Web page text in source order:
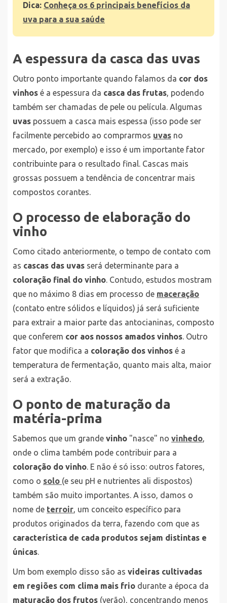
Dica: Conheça os 6 principais benefícios da
uva para a sua saúde
A espessura da casca das uvas
Outro ponto importante quando falamos da cor dos
vinhos é a espessura da casca das frutas, podendo
também ser chamadas de pele ou película. Algumas
uvas possuem a casca mais espessa (isso pode ser
facilmente percebido ao comprarmos uvas no
mercado, por exemplo) e isso é um importante fator
contribuinte para o resultado final. Cascas mais
grossas possuem a tendência de concentrar mais
compostos corantes.
O processo de elaboração do
vinho
Como citado anteriormente, o tempo de contato com
as cascas das uvas será determinante para a
coloração final do vinho. Contudo, estudos mostram
que no máximo 8 dias em processo de maceração
(contato entre sólidos e líquidos) já será suficiente
para extrair a maior parte das antocianinas, composto
que conferem cor aos nossos amados vinhos. Outro
fator que modifica a coloração dos vinhos é a
temperatura de fermentação, quanto mais alta, maior
será a extração.
O ponto de maturação da
matéria-prima
Sabemos que um grande vinho "nasce" no vinhedo,
onde o clima também pode contribuir para a
coloração do vinho. E não é só isso: outros fatores,
como o solo (e seu pH e nutrientes ali dispostos)
também são muito importantes. A isso, damos o
nome de terroir, um conceito específico para
produtos originados da terra, fazendo com que as
característica de cada produtos sejam distintas e
únicas.
Um bom exemplo disso são as videiras cultivadas
em regiões com clima mais frio durante a época da
maturação dos frutos (verão), concentrando menos